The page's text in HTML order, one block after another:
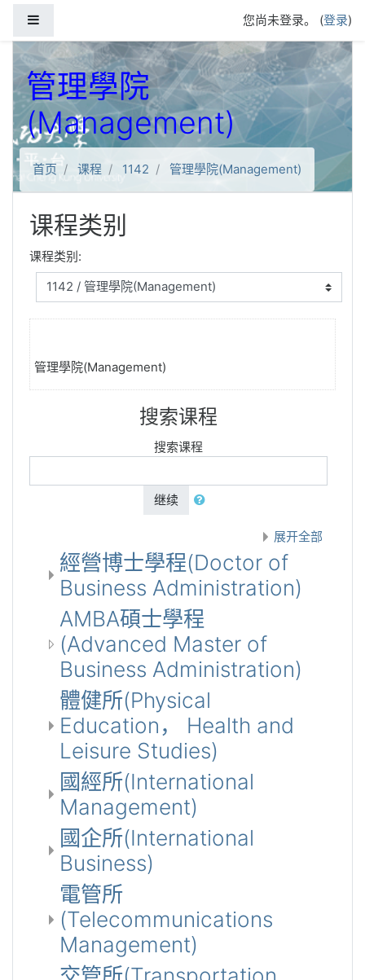
您尚未登录。 (登录)
管理學院
(Management)
首页 课程 1142 管理學院(Management)
课程类别
课程类别:
管理學院(Management)
搜索课程
搜索课程
继续
展开全部
經營博士學程(Doctor of
Business Administration)
AMBA碩士學程
(Advanced Master of
Business Administration)
體健所(Physical
Education， Health and
Leisure Studies)
國經所(International
Management)
國企所(International
Business)
電管所
(Telecommunications
Management)